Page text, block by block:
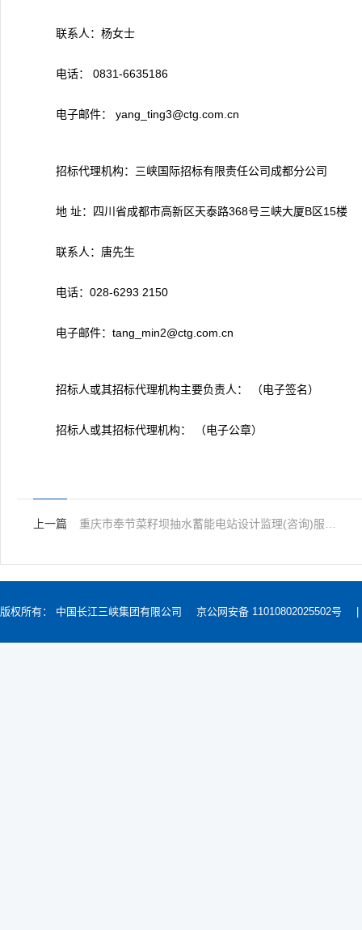
联系人：杨女士
电话： 0831-6635186
电子邮件： yang_ting3@ctg.com.cn
招标代理机构：三峡国际招标有限责任公司成都分公司
地 址：四川省成都市高新区天泰路368号三峡大厦B区15楼
联系人：唐先生
电话：028-6293 2150
电子邮件：tang_min2@ctg.com.cn
招标人或其招标代理机构主要负责人： （电子签名）
招标人或其招标代理机构： （电子公章）
上一篇
版权所有： 中国长江三峡集团有限公司 京公网安备 11010802025502号